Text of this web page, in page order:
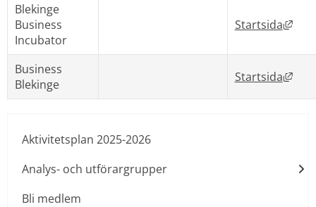
Blekinge
Business
Incubator
Startsida
Business
Blekinge
Startsida
Aktivitetsplan 2025-2026
Analys- och utförargrupper
Bli medlem